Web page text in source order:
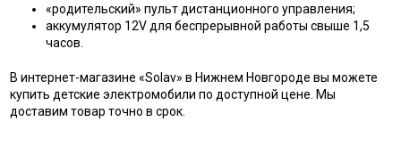
«родительский» пульт дистанционного управления;
аккумулятор 12V для беспрерывной работы свыше 1,5
часов.
В интернет-магазине «Solav» в Нижнем Новгороде вы можете
купить детские электромобили по доступной цене. Мы
доставим товар точно в срок.